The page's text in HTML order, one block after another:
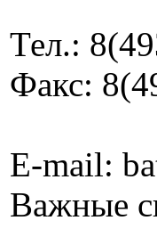
Тел.:
Факс:
E-mail:
Важные